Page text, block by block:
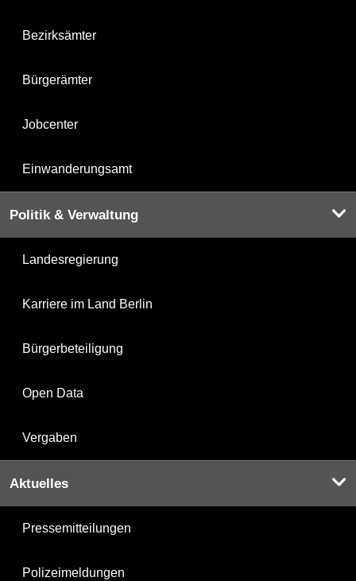
Bezirksämter
Bürgerämter
Jobcenter
Einwanderungsamt
Politik & Verwaltung
Landesregierung
Karriere im Land Berlin
Bürgerbeteiligung
Open Data
Vergaben
Aktuelles
Pressemitteilungen
Polizeimeldungen